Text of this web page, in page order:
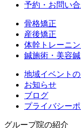
予約・お問い
骨格矯正
産後矯正
体幹トレーニ
鍼施術・美容鍼
地域イベント
お知らせ
ブログ
プライバシー
グループ院の紹介